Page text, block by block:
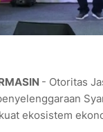
- Otoritas
ekosistem